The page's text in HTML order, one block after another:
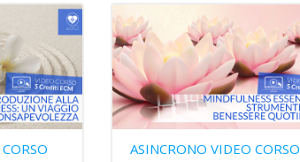
ASINCRONO VIDEO CORSO